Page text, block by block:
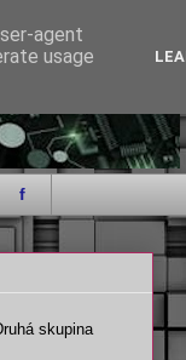
f
skupina
agent
usage